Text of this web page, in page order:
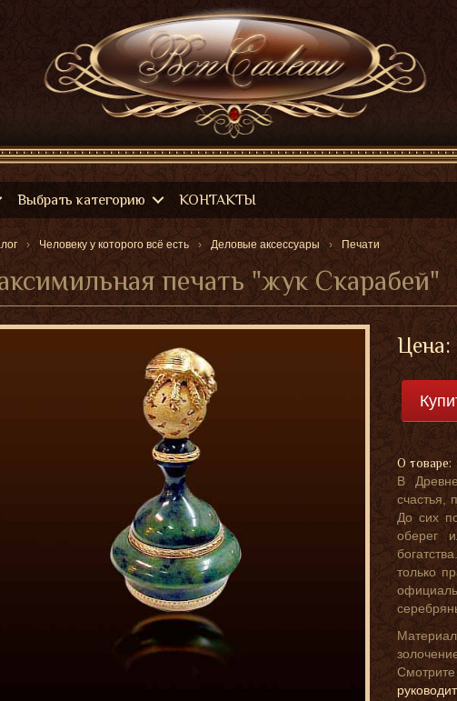
Выбрать категорию КОНТАКТЫ
Человеку у которого всё есть Деловые аксессуары Печати
печать "жук Скарабей"
Цена:
О товаре:
В
счастья,
До сих
оберег
только